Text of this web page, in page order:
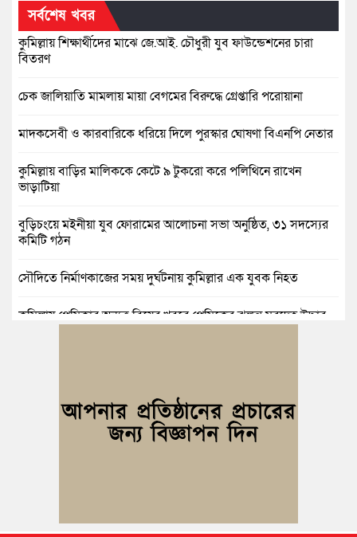
সর্বশেষ খবর
কুমিল্লায় শিক্ষার্থীদের মাঝে জে.আই. চৌধুরী যুব ফাউন্ডেশনের চারা
বিতরণ
চেক জালিয়াতি মামলায় মায়া বেগমের বিরুদ্ধে গ্রেপ্তারি পরোয়ানা
মাদকসেবী ও কারবারিকে ধরিয়ে দিলে পুরস্কার ঘোষণা বিএনপি নেতার
কুমিল্লায় বাড়ির মালিককে কেটে ৯ টুকরো করে পলিথিনে রাখেন
ভাড়াটিয়া
বুড়িচংয়ে মইনীয়া যুব ফোরামের আলোচনা সভা অনুষ্ঠিত, ৩১ সদস্যের
কমিটি গঠন
সৌদিতে নির্মাণকাজের সময় দুর্ঘটনায় কুমিল্লার এক যুবক নিহত
কুমিল্লায় প্রেমিকার অন্যত্র বিয়ের খবরে প্রেমিকের ঝুলন্ত মরদেহ উদ্ধার
কুমিল্লায় যৌতুকের টাকা না পেয়ে স্ত্রীকে পিটিয়ে হাত ভাঙার অভিযোগ,